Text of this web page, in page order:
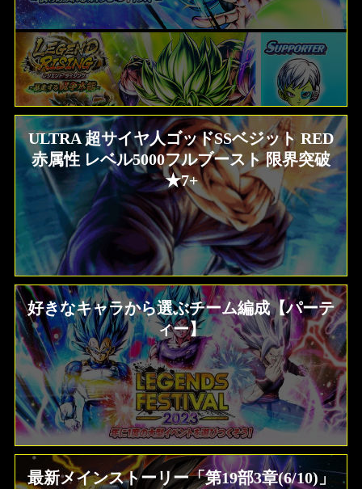
ULTRA 超サイヤ人ゴッドSSベジット RED
赤属性 レベル5000フルブースト 限界突破
★7+
好きなキャラから選ぶチーム編成【パーテ
ィー】
最新メインストーリー「第19部3章(6/10)」